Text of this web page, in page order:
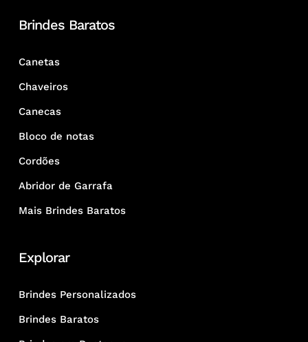
Brindes Baratos
Canetas
Chaveiros
Canecas
Bloco de notas
Cordões
Abridor de Garrafa
Mais Brindes Baratos
Explorar
Brindes Personalizados
Brindes Baratos